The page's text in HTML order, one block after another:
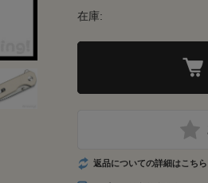
在庫:
返品についての詳細はこちら